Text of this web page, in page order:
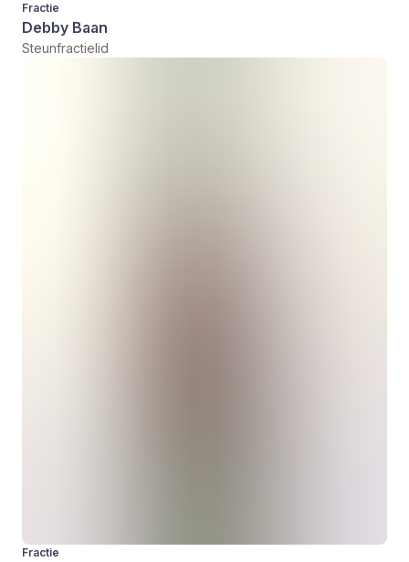
Fractie
Debby Baan
Steunfractielid
Fractie